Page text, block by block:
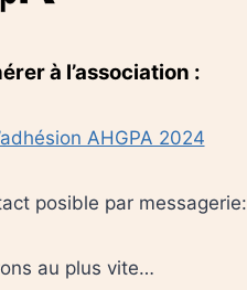
à l’association :
AHGPA 2024
posible par messagerie:
au plus vite…